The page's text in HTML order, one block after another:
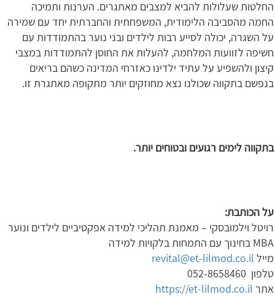
החלטות שעלולות להביא למצבים מאתגרים. הערנות ותמיכה
החמה מהסביבה הלימודית, המשפחתית והחברתית יחד עם שמירה
על השגרה, יכולה לסייע רבות לילדים ובני נוער בהתמודדות עם
חשיפה לזוועות המלחמה, להעלות את החוסן להתמודדות במצבי
קיצון ולהשפיע על עתיד ילדינו כאזרחי המדינה כשהם בריאים
בנפשם בתקווה שכולנו נצא מחוזקים יותר מתקופה מאתגרת זו.
בתקווה לימים רגועים ובטוחים יותר.
על הכותבת:
רויטל וילמובסקי – מאמנת תהליכי למידה אפקטיביים לילדים ונוער
MBA בחינוך עם התמחות בלקויות למידה
מייל revital@et-lilmod.co.il
טלפון 052-8658460
אתר https://et-lilmod.co.il